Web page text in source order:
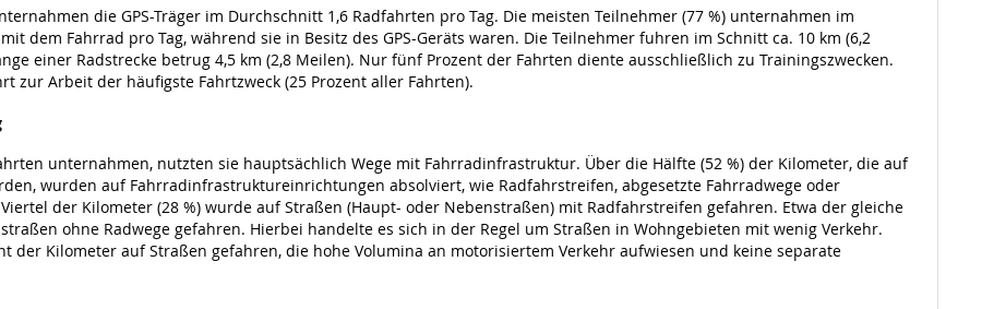
die GPS-Träger im Durchschnitt 1,6 Radfahrten pro Tag. Die meisten Teilnehmer (77 %) unternahmen im
dem Fahrrad pro Tag, während sie in Besitz des GPS-Geräts waren. Die Teilnehmer fuhren im Schnitt ca. 10 km (6,2
einer Radstrecke betrug 4,5 km (2,8 Meilen). Nur fünf Prozent der Fahrten diente ausschließlich zu Trainingszwecken.
zur Arbeit der häufigste Fahrtzweck (25 Prozent aller Fahrten).
unternahmen, nutzten sie hauptsächlich Wege mit Fahrradinfrastruktur. Über die Hälfte (52 %) der Kilometer, die auf
wurden auf Fahrradinfrastruktureinrichtungen absolviert, wie Radfahrstreifen, abgesetzte Fahrradwege oder
der Kilometer (28 %) wurde auf Straßen (Haupt- oder Nebenstraßen) mit Radfahrstreifen gefahren. Etwa der gleiche
ohne Radwege gefahren. Hierbei handelte es sich in der Regel um Straßen in Wohngebieten mit wenig Verkehr.
der Kilometer auf Straßen gefahren, die hohe Volumina an motorisiertem Verkehr aufwiesen und keine separate